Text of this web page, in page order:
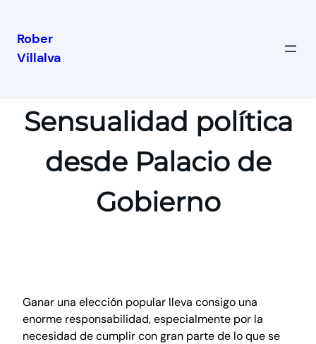
Rober
Villalva
Sensualidad política
desde Palacio de
Gobierno
Ganar una elección popular lleva consigo una
enorme responsabilidad, especialmente por la
necesidad de cumplir con gran parte de lo que se